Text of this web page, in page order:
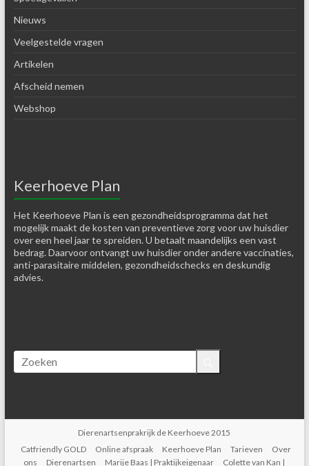
Nieuws
Veelgestelde vragen
Artikelen
Afscheid nemen
Webshop
Keerhoeve Plan
Het Keerhoeve Plan is een gezondheidsprogramma dat het
mogelijk maakt de kosten van preventieve zorg voor uw huisdier
over een heel jaar te spreiden. U betaalt maandelijks een vast
bedrag. Daarvoor ontvangt uw huisdier onder andere vaccinaties,
anti-parasitaire middelen, gezondheidschecks en deskundig
advies.
Dierenartsenprakrijk de Keerhoeve 2015
Catfriendly GOLD
Online afspraak Keerhoeve Plan Tarieven
Over
ons
Dierenartsen Marije Baas | Praktijkeigenaar Colette van Kan |